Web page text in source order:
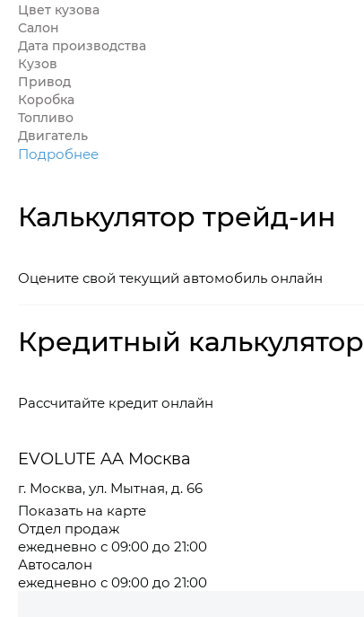
Цвет кузова
Салон
Дата производства
Кузов
Привод
Коробка
Топливо
Двигатель
Подробнее
Калькулятор трейд-ин
Оцените свой текущий автомобиль онлайн
Кредитный калькулятор
Рассчитайте кредит онлайн
EVOLUTE AA Москва
г. Москва, ул. Мытная, д. 66
Показать на карте
Отдел продаж
ежедневно с 09:00 до 21:00
Автосалон
ежедневно с 09:00 до 21:00